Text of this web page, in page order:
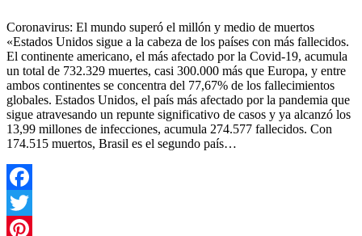
Coronavirus: El mundo superó el millón y medio de muertos
«Estados Unidos sigue a la cabeza de los países con más fallecidos.
El continente americano, el más afectado por la Covid-19, acumula
un total de 732.329 muertes, casi 300.000 más que Europa, y entre
ambos continentes se concentra del 77,67% de los fallecimientos
globales. Estados Unidos, el país más afectado por la pandemia que
sigue atravesando un repunte significativo de casos y ya alcanzó los
13,99 millones de infecciones, acumula 274.577 fallecidos. Con
174.515 muertos, Brasil es el segundo país…
Facebook
Twitter